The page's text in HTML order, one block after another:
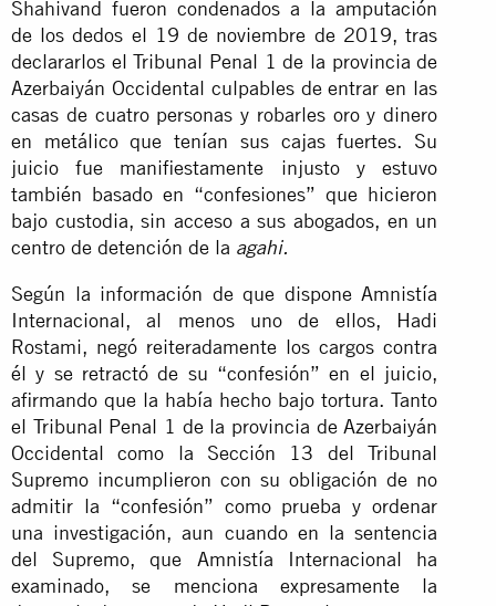
Shahivand fueron condenados a la amputación
de los dedos el 19 de noviembre de 2019, tras
declararlos el Tribunal Penal 1 de la provincia de
Azerbaiyán Occidental culpables de entrar en las
casas de cuatro personas y robarles oro y dinero
en metálico que tenían sus cajas fuertes. Su
juicio fue manifiestamente injusto y estuvo
también basado en “confesiones” que hicieron
bajo custodia, sin acceso a sus abogados, en un
centro de detención de la agahi.
Según la información de que dispone Amnistía
Internacional, al menos uno de ellos, Hadi
Rostami, negó reiteradamente los cargos contra
él y se retractó de su “confesión” en el juicio,
afirmando que la había hecho bajo tortura. Tanto
el Tribunal Penal 1 de la provincia de Azerbaiyán
Occidental como la Sección 13 del Tribunal
Supremo incumplieron con su obligación de no
admitir la “confesión” como prueba y ordenar
una investigación, aun cuando en la sentencia
del Supremo, que Amnistía Internacional ha
examinado, se menciona expresamente la